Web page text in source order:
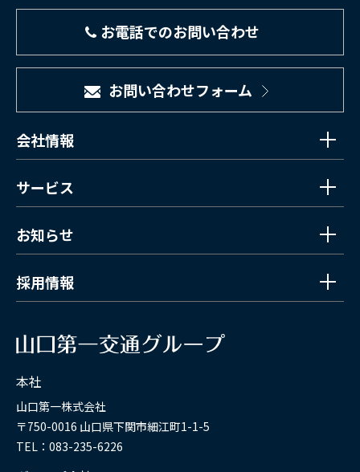
お電話でのお問い合わせ
お問い合わせフォーム
会社情報
サービス
お知らせ
採用情報
本社
山口第一株式会社
〒750-0016 山口県下関市細江町1-1-5
TEL：083-235-6226